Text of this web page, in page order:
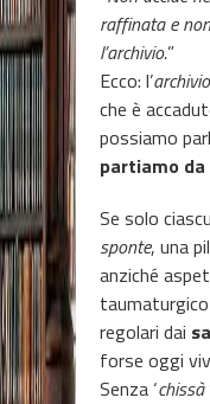
raffinata e
l’archivio.”
Ecco: l’archivio
che è
possiamo
partiamo
Se solo
sponte, una
anziché
regolari dai
forse oggi
Senza ‘chissà